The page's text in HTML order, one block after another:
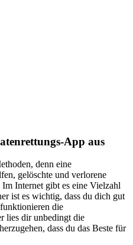
App aus
denn eine
gelöschte und verlorene
Internet gibt es eine Vielzahl
ist es wichtig, dass du dich gut
die
lies dir unbedingt die
dass du das Beste für